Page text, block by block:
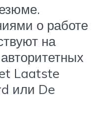
о работе
на
Laatste
или De